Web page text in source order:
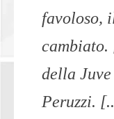
favoloso,
della
Peruzzi.